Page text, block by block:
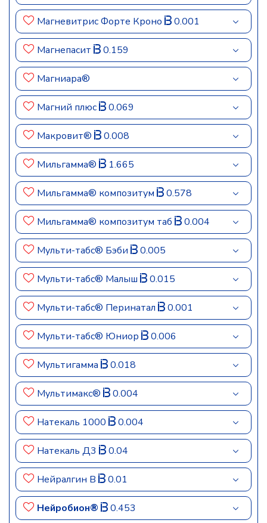
Магневитрис Форте Кроно 0.001
Магнепасит 0.159
Магниара®
Магний плюс 0.069
Макровит® 0.008
Мильгамма® 1.665
Мильгамма® композитум 0.578
Мильгамма® композитум таб 0.004
Мульти-табс® Бэби 0.005
Мульти-табс® Малыш 0.015
Мульти-табс® Перинатал 0.001
Мульти-табс® Юниор 0.006
Мультигамма 0.018
Мультимакс® 0.004
Натекаль 1000 0.004
Натекаль Д3 0.04
Нейралгин В 0.01
Нейробион® 0.453